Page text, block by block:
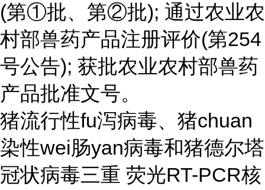
(第①批、第②批); 通过农业农
村部兽药产品注册评价(第254
号公告); 获批农业农村部兽药
产品批准文号。
猪流行性fu泻病毒、猪chuan
染性wei肠yan病毒和猪德尔塔
冠状病毒三重 荧光RT-PCR核